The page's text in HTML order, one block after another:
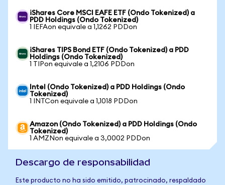
iShares Core MSCI EAFE ETF (Ondo Tokenized) a
PDD Holdings (Ondo Tokenized)
1 IEFAon equivale a 1,1262 PDDon
iShares TIPS Bond ETF (Ondo Tokenized) a PDD
Holdings (Ondo Tokenized)
1 TIPon equivale a 1,2106 PDDon
Intel (Ondo Tokenized) a PDD Holdings (Ondo
Tokenized)
1 INTCon equivale a 1,1018 PDDon
Amazon (Ondo Tokenized) a PDD Holdings (Ondo
Tokenized)
1 AMZNon equivale a 3,0002 PDDon
Descargo de responsabilidad
Este producto no ha sido emitido, patrocinado, respaldado